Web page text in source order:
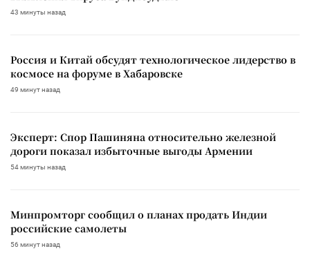
43 минуты назад
Россия и Китай обсудят технологическое лидерство в
космосе на форуме в Хабаровске
49 минут назад
Эксперт: Спор Пашиняна относительно железной
дороги показал избыточные выгоды Армении
54 минуты назад
Минпромторг сообщил о планах продать Индии
российские самолеты
56 минут назад